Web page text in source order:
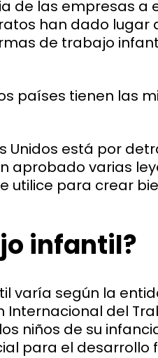
de las empresas a
han dado lugar
de trabajo
países tienen las
Unidos está por
aprobado varias
utilice para crear
infantil?
varía según la
Internacional del
niños de su
para el desarrollo